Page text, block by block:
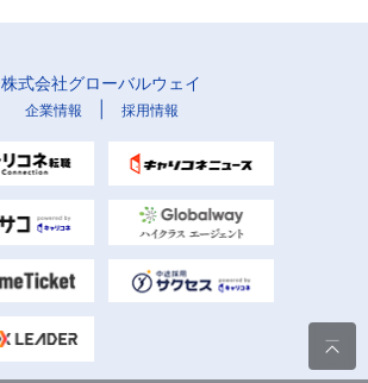
株式会社グローバルウェイ
企業情報 採用情報
